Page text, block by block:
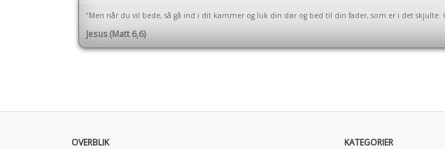
“Men når du vil bede, så gå ind i dit kammer og luk din dør og bed til din fader, som er i det skjulte.
Jesus (Matt 6,6)
OVERBLIK KATEGORIER